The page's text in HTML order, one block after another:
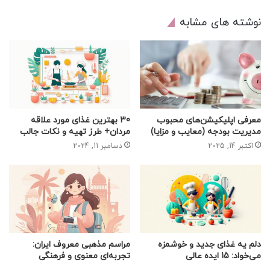
نوشته های مشابه
معرفی اپلیکیشن‌های محبوب
مدیریت بودجه (معایب و مزایا)
اکتبر 14, 2025
30 بهترین غذای مورد علاقه
مردان+ طرز تهیه و نکات جالب
دسامبر 11, 2024
دلم یه غذای جدید و خوشمزه
می‌خواد: 15 ایده عالی
مراسم مذهبی معروف ایران:
تجربه‌ای معنوی و فرهنگی